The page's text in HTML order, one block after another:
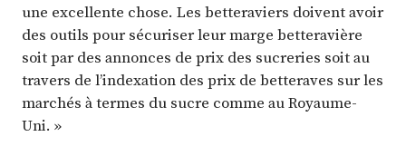
une excellente chose. Les betteraviers doivent avoir
des outils pour sécuriser leur marge betteravière
soit par des annonces de prix des sucreries soit au
travers de l’indexation des prix de betteraves sur les
marchés à termes du sucre comme au Royaume-
Uni. »